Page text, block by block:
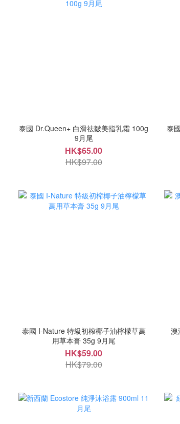
泰國 Dr.Queen+ 白滑祛皺美指乳霜 100g
9月尾
HK$65.00
HK$97.00
泰
泰國 I-Nature 特級初榨椰子油檸檬草萬
用草本膏 35g 9月尾
HK$59.00
HK$79.00
澳